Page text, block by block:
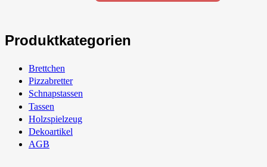
Produktkategorien
Brettchen
Pizzabretter
Schnapstassen
Tassen
Holzspielzeug
Dekoartikel
AGB